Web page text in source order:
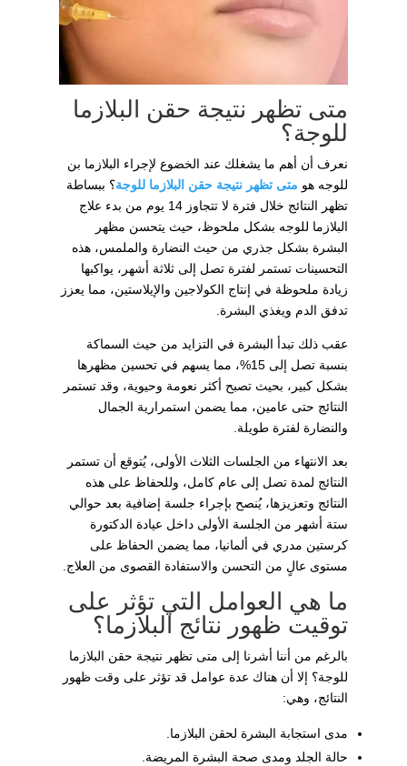
متى تظهر نتيجة حقن البلازما
للوجة؟
نعرف أن أهم ما يشغلك عند الخضوع لإجراء البلازما بن
للوجه هو متى تظهر نتيجة حقن البلازما للوجة؟ ببساطة
تظهر النتائج خلال فترة لا تتجاوز 14 يوم من بدء علاج
البلازما للوجه بشكل ملحوظ، حيث يتحسن مظهر
البشرة بشكل جذري من حيث النضارة والملمس، هذه
التحسينات تستمر لفترة تصل إلى ثلاثة أشهر، يواكبها
زيادة ملحوظة في إنتاج الكولاجين والإيلاستين، مما يعزز
تدفق الدم ويغذي البشرة.
عقب ذلك تبدأ البشرة في التزايد من حيث السماكة
بنسبة تصل إلى 15%، مما يسهم في تحسين مظهرها
بشكل كبير، بحيث تصبح أكثر نعومة وحيوية، وقد تستمر
النتائج حتى عامين، مما يضمن استمرارية الجمال
والنضارة لفترة طويلة.
بعد الانتهاء من الجلسات الثلاث الأولى، يُتوقع أن تستمر
النتائج لمدة تصل إلى عام كامل، وللحفاظ على هذه
النتائج وتعزيزها، يُنصح بإجراء جلسة إضافية بعد حوالي
ستة أشهر من الجلسة الأولى داخل عيادة الدكتورة
كرستين مدري في ألمانيا، مما يضمن الحفاظ على
مستوى عالٍ من التحسن والاستفادة القصوى من العلاج.
ما هي العوامل التي تؤثر على
توقيت ظهور نتائج البلازما؟
بالرغم من أننا أشرنا إلى متى تظهر نتيجة حقن البلازما
للوجة؟ إلا أن هناك عدة عوامل قد تؤثر على وقت ظهور
النتائج، وهي:
مدى استجابة البشرة لحقن البلازما.
حالة الجلد ومدى صحة البشرة المريضة.